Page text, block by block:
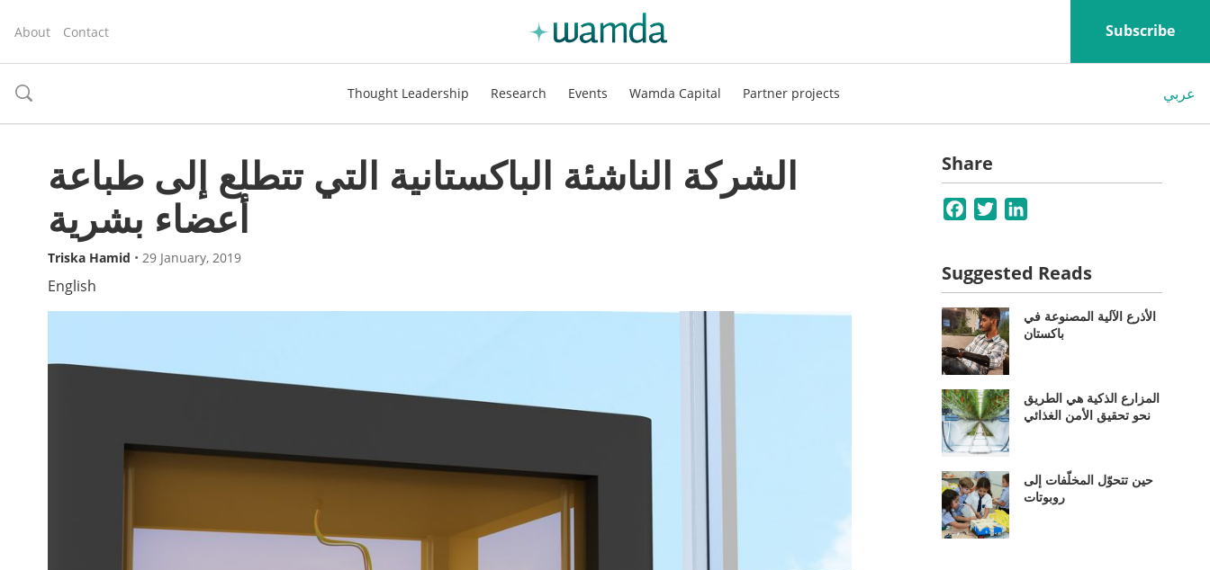
About Contact Subscribe
toggle
Thought Leadership Research Events Wamda Capital Partner projects عربي
الشركة الناشئة الباكستانية التي تتطلع إلى طباعة
أعضاء بشرية
Triska Hamid • 29 January, 2019
English
Share
Facebook
Twitter
Suggested Reads
الأذرع الآلية المصنوعة في
باكستان
المزارع الذكية هي الطريق
نحو تحقيق الأمن الغذائي
حين تتحوّل المخلّفات إلى
روبوتات